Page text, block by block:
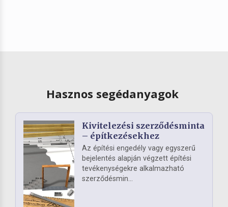
Hasznos segédanyagok
Kivitelezési szerződésminta
– építkezésekhez
Az építési engedély vagy egyszerű
bejelentés alapján végzett építési
tevékenységekre alkalmazható
szerződésmin...